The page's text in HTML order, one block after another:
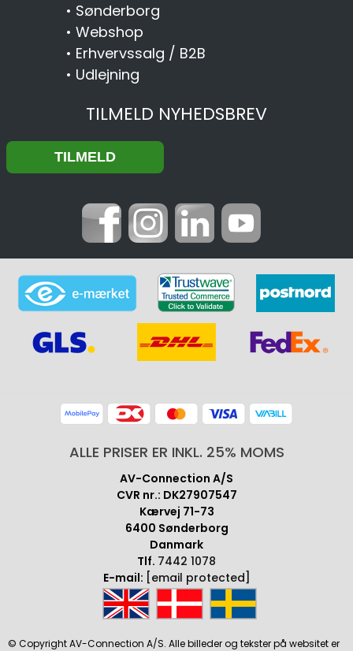
• Sønderborg
• Webshop
• Erhvervssalg / B2B
• Udlejning
TILMELD NYHEDSBREV
ALLE PRISER ER INKL. 25% MOMS
AV-Connection A/S
CVR nr.: DK27907547
Kærvej 71-73
6400 Sønderborg
Danmark
Tlf. 7442 1078
E-mail: [email protected]
© Copyright AV-Connection A/S. Alle billeder og tekster på websitet er